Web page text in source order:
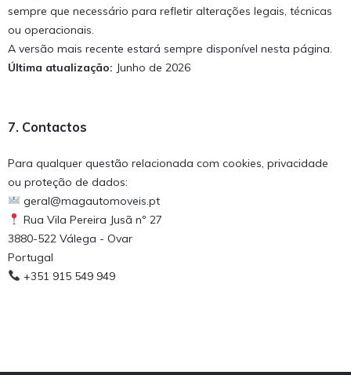
sempre que necessário para refletir alterações legais, técnicas
ou operacionais.
A versão mais recente estará sempre disponível nesta página.
Última atualização: Junho de 2026
7. Contactos
Para qualquer questão relacionada com cookies, privacidade
ou proteção de dados:
geral@magautomoveis.pt
Rua Vila Pereira Jusã nº 27
3880-522 Válega - Ovar
Portugal
+351 915 549 949